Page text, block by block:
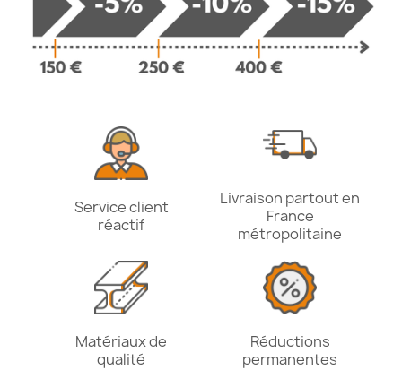
Service client
réactif
Livraison partout en
France
métropolitaine
Matériaux de
qualité
Réductions
permanentes